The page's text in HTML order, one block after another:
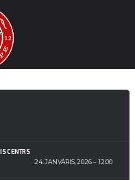
CENTRS
24. JANVĀRIS, 2026
12:00